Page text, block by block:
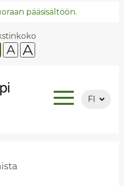
pääsisältöön.
A A
FI